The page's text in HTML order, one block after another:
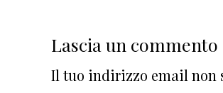
Lascia un commento
Il tuo indirizzo email non